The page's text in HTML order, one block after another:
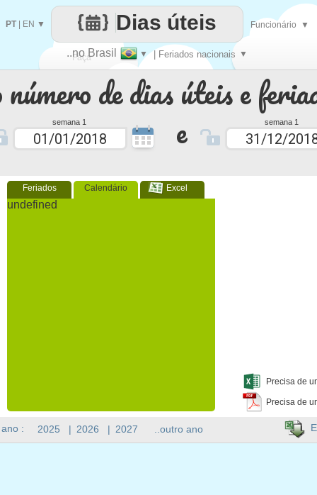
de dias úteis e
semana 1 e semana 1
Feriados Calendário Excel
undefined
Precisa de
Precisa de
Faça
cada
..no Brasil ▼ | Feriados nacionais ▼
Dias úteis
PT| EN ▼ Funcionário ▼
: 2025 | 2026 | 2027 ..outro ano